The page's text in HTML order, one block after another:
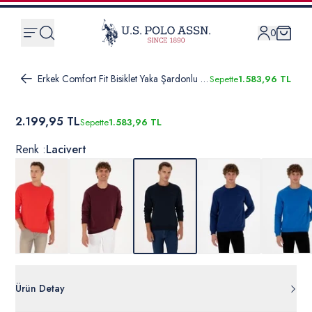
0
Erkek Comfort Fit Bisiklet Yaka Şardonlu Lacivert Basic SweatshirtSepette1.583,96 TL
2.199,95 TLSepette1.583,96 TL
Renk :Lacivert
Ürün Detay